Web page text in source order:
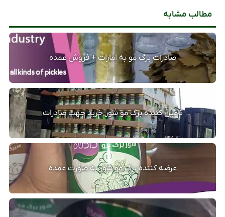
مطالب مشابه
صادرات برگ مو به امارات + فروش عمده
تامین کننده برگ مو شور خرید جهت صادرات
عرضه کننده برگ مو شور به صورت عمده